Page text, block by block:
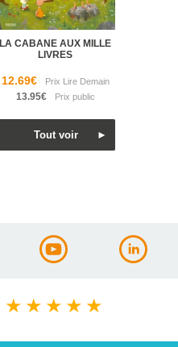
LA CABANE AUX MILLE
LIVRES
12.69€
13.95€
★ ★ ★ ★ ★